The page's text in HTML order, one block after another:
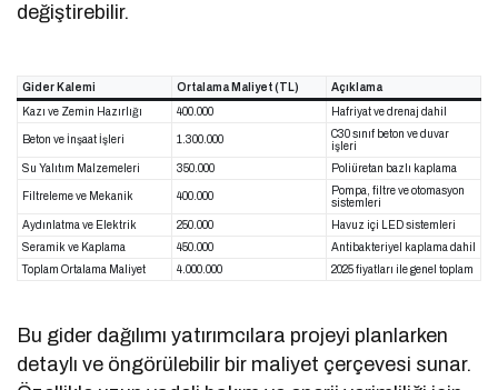
değiştirebilir.
Gider Kalemi Ortalama Maliyet (TL)
Açıklama
Kazı ve Zemin Hazırlığı
400.000 Hafriyat ve drenaj dahil
Beton ve İnşaat İşleri 1.300.000
C30 sınıf beton ve duvar
işleri
Su Yalıtım Malzemeleri
350.000 Poliüretan bazlı kaplama
Filtreleme ve Mekanik 400.000
Pompa, filtre ve otomasyon
sistemleri
Aydınlatma ve Elektrik
250.000
Havuz içi LED sistemleri
Seramik ve Kaplama
450.000
Antibakteriyel kaplama dahil
Toplam Ortalama Maliyet
4.000.000 2025 fiyatları ile genel toplam
Bu gider dağılımı yatırımcılara projeyi planlarken
detaylı ve öngörülebilir bir maliyet çerçevesi sunar.